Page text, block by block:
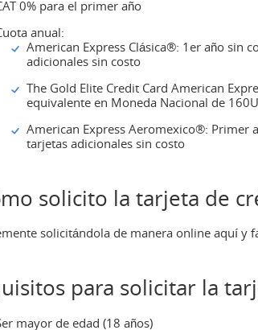
0% para el primer año
anual:
American Express Clásica®: 1er año sin
adicionales sin costo
The Gold Elite Credit Card American
equivalente en Moneda Nacional de
American Express Aeromexico®: Primer
tarjetas adicionales sin costo
solicito la tarjeta de
solicitándola de manera online aquí y
para solicitar la
mayor de edad (18 años)